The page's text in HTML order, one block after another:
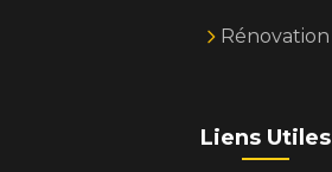
Rénovation
Liens Utiles